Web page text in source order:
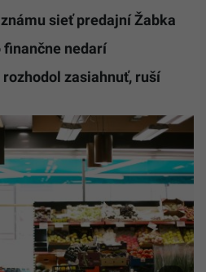
sieť predajní Žabka
finančne nedarí
zasiahnuť, ruší
Iustračné
Archív